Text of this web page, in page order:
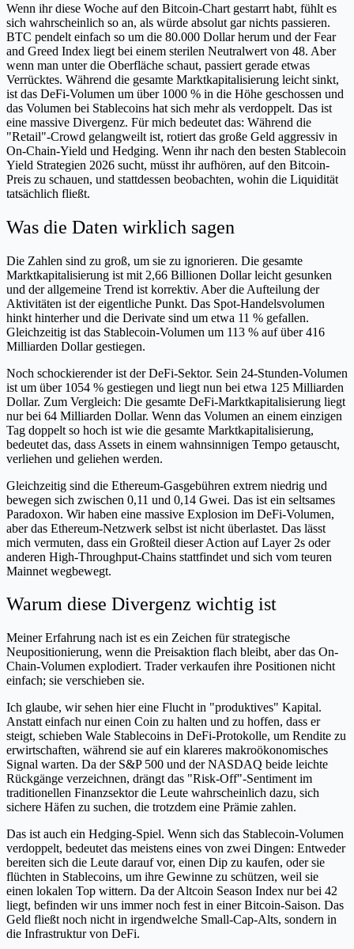
Wenn ihr diese Woche auf den Bitcoin-Chart gestarrt habt, fühlt es
sich wahrscheinlich so an, als würde absolut gar nichts passieren.
BTC pendelt einfach so um die 80.000 Dollar herum und der Fear
and Greed Index liegt bei einem sterilen Neutralwert von 48. Aber
wenn man unter die Oberfläche schaut, passiert gerade etwas
Verrücktes. Während die gesamte Marktkapitalisierung leicht sinkt,
ist das DeFi-Volumen um über 1000 % in die Höhe geschossen und
das Volumen bei Stablecoins hat sich mehr als verdoppelt. Das ist
eine massive Divergenz. Für mich bedeutet das: Während die
"Retail"-Crowd gelangweilt ist, rotiert das große Geld aggressiv in
On-Chain-Yield und Hedging. Wenn ihr nach den besten Stablecoin
Yield Strategien 2026 sucht, müsst ihr aufhören, auf den Bitcoin-
Preis zu schauen, und stattdessen beobachten, wohin die Liquidität
tatsächlich fließt.
Was die Daten wirklich sagen
Die Zahlen sind zu groß, um sie zu ignorieren. Die gesamte
Marktkapitalisierung ist mit 2,66 Billionen Dollar leicht gesunken
und der allgemeine Trend ist korrektiv. Aber die Aufteilung der
Aktivitäten ist der eigentliche Punkt. Das Spot-Handelsvolumen
hinkt hinterher und die Derivate sind um etwa 11 % gefallen.
Gleichzeitig ist das Stablecoin-Volumen um 113 % auf über 416
Milliarden Dollar gestiegen.
Noch schockierender ist der DeFi-Sektor. Sein 24-Stunden-Volumen
ist um über 1054 % gestiegen und liegt nun bei etwa 125 Milliarden
Dollar. Zum Vergleich: Die gesamte DeFi-Marktkapitalisierung liegt
nur bei 64 Milliarden Dollar. Wenn das Volumen an einem einzigen
Tag doppelt so hoch ist wie die gesamte Marktkapitalisierung,
bedeutet das, dass Assets in einem wahnsinnigen Tempo getauscht,
verliehen und geliehen werden.
Gleichzeitig sind die Ethereum-Gasgebühren extrem niedrig und
bewegen sich zwischen 0,11 und 0,14 Gwei. Das ist ein seltsames
Paradoxon. Wir haben eine massive Explosion im DeFi-Volumen,
aber das Ethereum-Netzwerk selbst ist nicht überlastet. Das lässt
mich vermuten, dass ein Großteil dieser Action auf Layer 2s oder
anderen High-Throughput-Chains stattfindet und sich vom teuren
Mainnet wegbewegt.
Warum diese Divergenz wichtig ist
Meiner Erfahrung nach ist es ein Zeichen für strategische
Neupositionierung, wenn die Preisaktion flach bleibt, aber das On-
Chain-Volumen explodiert. Trader verkaufen ihre Positionen nicht
einfach; sie verschieben sie.
Ich glaube, wir sehen hier eine Flucht in "produktives" Kapital.
Anstatt einfach nur einen Coin zu halten und zu hoffen, dass er
steigt, schieben Wale Stablecoins in DeFi-Protokolle, um Rendite zu
erwirtschaften, während sie auf ein klareres makroökonomisches
Signal warten. Da der S&P 500 und der NASDAQ beide leichte
Rückgänge verzeichnen, drängt das "Risk-Off"-Sentiment im
traditionellen Finanzsektor die Leute wahrscheinlich dazu, sich
sichere Häfen zu suchen, die trotzdem eine Prämie zahlen.
Das ist auch ein Hedging-Spiel. Wenn sich das Stablecoin-Volumen
verdoppelt, bedeutet das meistens eines von zwei Dingen: Entweder
bereiten sich die Leute darauf vor, einen Dip zu kaufen, oder sie
flüchten in Stablecoins, um ihre Gewinne zu schützen, weil sie
einen lokalen Top wittern. Da der Altcoin Season Index nur bei 42
liegt, befinden wir uns immer noch fest in einer Bitcoin-Saison. Das
Geld fließt noch nicht in irgendwelche Small-Cap-Alts, sondern in
die Infrastruktur von DeFi.